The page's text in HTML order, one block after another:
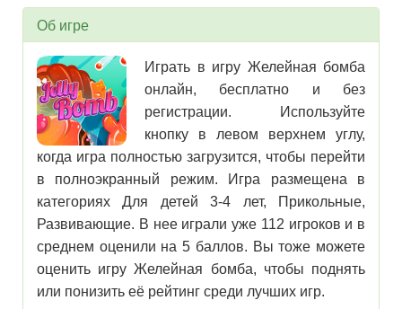
Об игре
Играть в игру Желейная бомба
онлайн, бесплатно и без
регистрации. Используйте
кнопку в левом верхнем углу,
когда игра полностью загрузится, чтобы перейти
в полноэкранный режим. Игра размещена в
категориях Для детей 3-4 лет, Прикольные,
Развивающие. В нее играли уже 112 игроков и в
среднем оценили на 5 баллов. Вы тоже можете
оценить игру Желейная бомба, чтобы поднять
или понизить её рейтинг среди лучших игр.